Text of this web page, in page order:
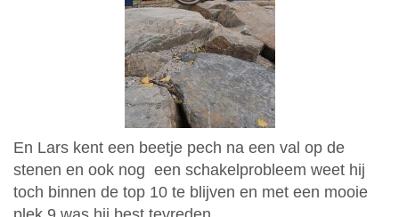
En Lars kent een beetje pech na een val op de
stenen en ook nog een schakelprobleem weet hij
toch binnen de top 10 te blijven en met een mooie